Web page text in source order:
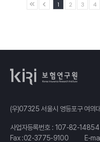
1 2 3 4
(우)07325 서울시 영등포구 여
사업자등록번호 : 107-82-14854
Fax :02-3775-9100
E-